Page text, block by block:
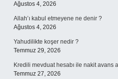
Ağustos 4, 2026
Allah’ı kabul etmeyene ne denir ?
Ağustos 4, 2026
Yahudilikte koşer nedir ?
Temmuz 29, 2026
Kredili mevduat hesabı ile nakit avans
Temmuz 27, 2026